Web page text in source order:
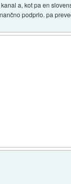
a, kot pa en
podprlo. pa